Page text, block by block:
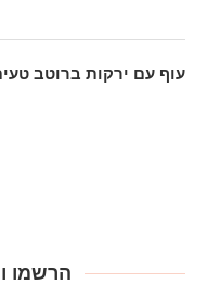
עוף עם ירקות ברוטב
הרשמו